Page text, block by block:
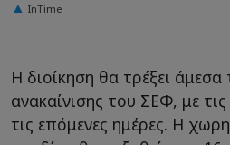
InTime
Η διοίκηση θα τρέξει
ανακαίνισης του ΣΕΦ, με τις
τις επόμενες ημέρες. Η